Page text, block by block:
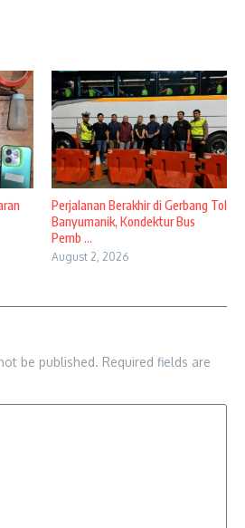
Perjalanan Berakhir di Gerbang Tol
Banyumanik, Kondektur Bus
Pemb ...
August 2, 2026
be published. Required fields are